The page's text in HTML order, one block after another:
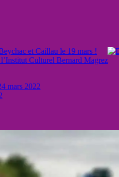
et Caillau le 19 mars !
Culturel Bernard Magrez
mars 2022